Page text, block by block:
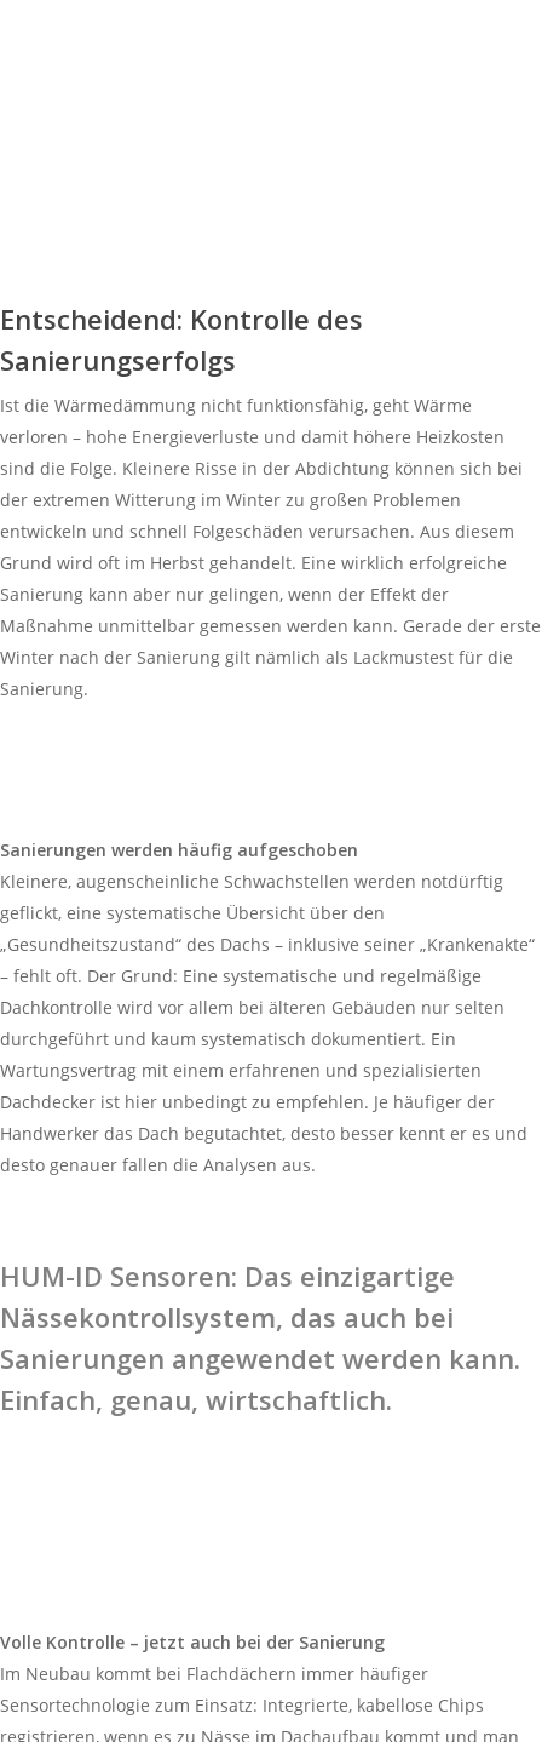
Entscheidend: Kontrolle des
Sanierungserfolgs
Ist die Wärmedämmung nicht funktionsfähig, geht Wärme
verloren – hohe Energieverluste und damit höhere Heizkosten
sind die Folge. Kleinere Risse in der Abdichtung können sich bei
der extremen Witterung im Winter zu großen Problemen
entwickeln und schnell Folgeschäden verursachen. Aus diesem
Grund wird oft im Herbst gehandelt. Eine wirklich erfolgreiche
Sanierung kann aber nur gelingen, wenn der Effekt der
Maßnahme unmittelbar gemessen werden kann. Gerade der erste
Winter nach der Sanierung gilt nämlich als Lackmustest für die
Sanierung.
Sanierungen werden häufig aufgeschoben
Kleinere, augenscheinliche Schwachstellen werden notdürftig
geflickt, eine systematische Übersicht über den
„Gesundheitszustand“ des Dachs – inklusive seiner „Krankenakte“
– fehlt oft. Der Grund: Eine systematische und regelmäßige
Dachkontrolle wird vor allem bei älteren Gebäuden nur selten
durchgeführt und kaum systematisch dokumentiert. Ein
Wartungsvertrag mit einem erfahrenen und spezialisierten
Dachdecker ist hier unbedingt zu empfehlen. Je häufiger der
Handwerker das Dach begutachtet, desto besser kennt er es und
desto genauer fallen die Analysen aus.
HUM-ID Sensoren: Das einzigartige
Nässekontrollsystem, das auch bei
Sanierungen angewendet werden kann.
Einfach, genau, wirtschaftlich.
Volle Kontrolle – jetzt auch bei der Sanierung
Im Neubau kommt bei Flachdächern immer häufiger
Sensortechnologie zum Einsatz: Integrierte, kabellose Chips
registrieren, wenn es zu Nässe im Dachaufbau kommt und man